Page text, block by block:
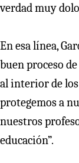
verdad muy
En esa línea,
buen proceso
al interior de
protegemos a
nuestros
educación”.